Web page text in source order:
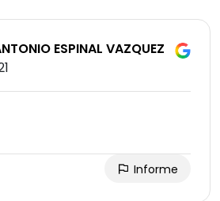
ESPINAL VAZQUEZ
Informe